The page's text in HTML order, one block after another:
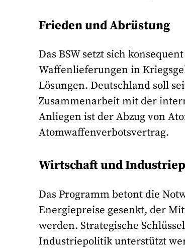
Frieden und Abrüstung
Das BSW setzt sich
Waffenlieferungen in
Lösungen. Deutschland soll
Zusammenarbeit mit der
Anliegen ist der Abzug von
Atomwaffenverbotsvertrag.
Wirtschaft und
Das Programm betont die
Energiepreise gesenkt, der
werden. Strategische
Industriepolitik unterstützt